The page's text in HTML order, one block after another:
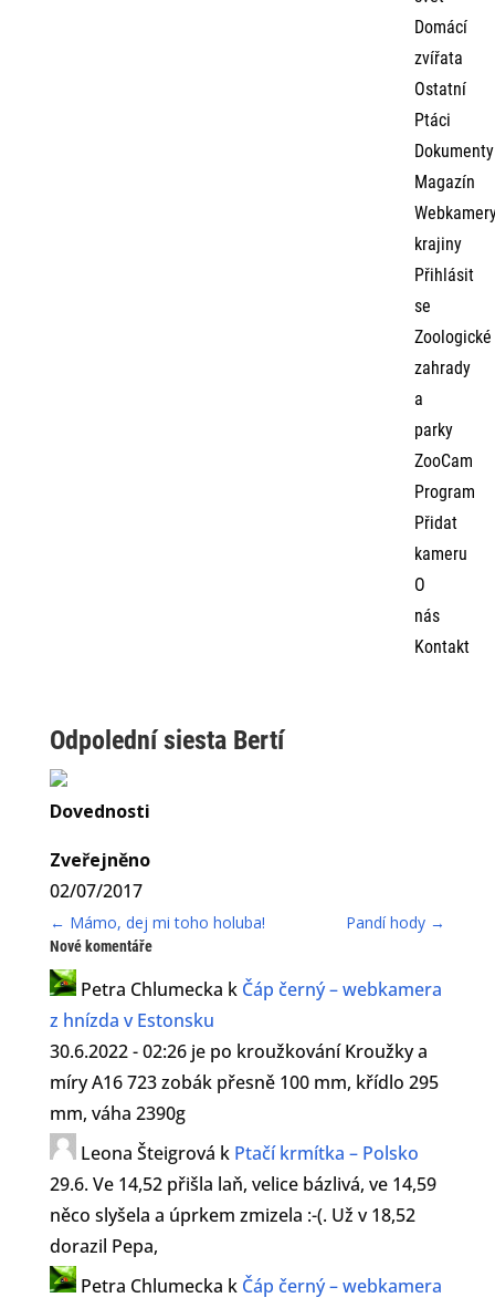
Domácí
zvířata
Ostatní
Ptáci
Dokumenty
Magazín
krajiny
Přihlásit
se
Zoologické
zahrady
a
parky
ZooCam
Program
Přidat
kameru
O
nás
Kontakt
Odpolední siesta Bertí
Dovednosti
Zveřejněno
02/07/2017
← Mámo, dej mi toho holuba! Pandí hody →
Nové komentáře
Petra Chlumecka k Čáp černý – webkamera
z hnízda v Estonsku
30.6.2022 - 02:26 je po kroužkování Kroužky a
míry A16 723 zobák přesně 100 mm, křídlo 295
mm, váha 2390g
Leona Šteigrová k Ptačí krmítka – Polsko
29.6. Ve 14,52 přišla laň, velice bázlivá, ve 14,59
něco slyšela a úprkem zmizela :-(. Už v 18,52
dorazil Pepa,
Petra Chlumecka k Čáp černý – webkamera